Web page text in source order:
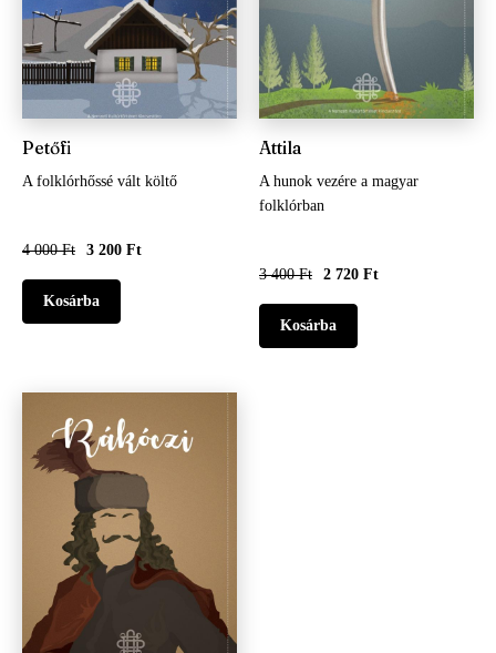
Petőfi
A folklórhőssé vált költő
4 000 Ft 3 200 Ft
Attila
A hunok vezére a magyar
folklórban
3 400 Ft 2 720 Ft